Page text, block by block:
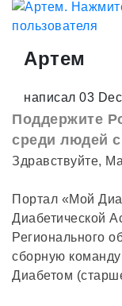
Артем
написал 03
Поддержите
среди людей
Здравствуйте,
Портал «Мой
Диабетической
Регионального
сборную
Диабетом